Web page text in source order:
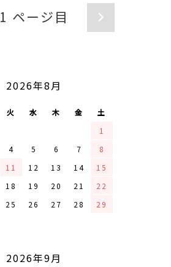
1 ページ目
2026年8月
火 水 木 金
土
1
4 5 6 7
8
11 12 13 14
15
18 19 20 21
22
25 26 27 28
29
2026年9月